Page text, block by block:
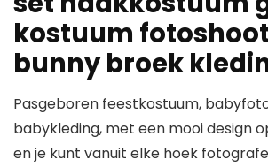
kostuum
bunny broek
Pasgeboren feestkostuum,
babykleding, met een mooi design
en je kunt vanuit elke hoek